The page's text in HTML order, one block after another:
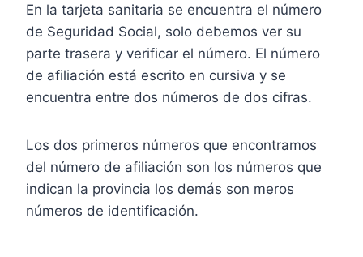
En la tarjeta sanitaria se encuentra el número
de Seguridad Social, solo debemos ver su
parte trasera y verificar el número. El número
de afiliación está escrito en cursiva y se
encuentra entre dos números de dos cifras.
Los dos primeros números que encontramos
del número de afiliación son los números que
indican la provincia los demás son meros
números de identificación.